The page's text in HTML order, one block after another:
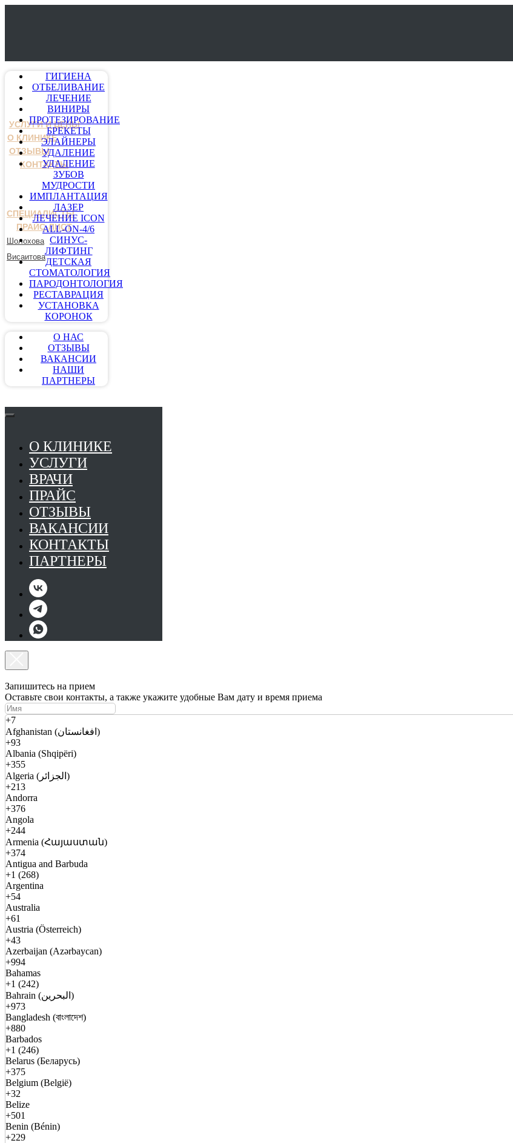
УСЛУГИ И ЦЕНЫ
О КЛИНИКЕ
ОТЗЫВЫ
КОНТАКТЫ
СПЕЦИАЛИСТЫ
ПРАЙС-ЛИСТ
Шолохова
Висаитова
ГИГИЕНА
ОТБЕЛИВАНИЕ
ЛЕЧЕНИЕ
ВИНИРЫ
ПРОТЕЗИРОВАНИЕ
БРЕКЕТЫ
ЭЛАЙНЕРЫ
УДАЛЕНИЕ
УДАЛЕНИЕ
ЗУБОВ
МУДРОСТИ
ИМПЛАНТАЦИЯ
ЛАЗЕР
ЛЕЧЕНИЕ ICON
ALL-ON-4/6
СИНУС-
ЛИФТИНГ
ДЕТСКАЯ
СТОМАТОЛОГИЯ
ПАРОДОНТОЛОГИЯ
РЕСТАВРАЦИЯ
УСТАНОВКА
КОРОНОК
О НАС
ОТЗЫВЫ
ВАКАНСИИ
НАШИ
ПАРТНЕРЫ
О КЛИНИКЕ
УСЛУГИ
ВРАЧИ
ПРАЙС
ОТЗЫВЫ
ВАКАНСИИ
КОНТАКТЫ
ПАРТНЕРЫ
Запишитесь на прием
Оставьте свои контакты, а также укажите удобные Вам дату и время приема
+7
Afghanistan (افغانستان)
+93
Albania (Shqipëri)
+355
Algeria (الجزائر)
+213
Andorra
+376
Angola
+244
Armenia (Հայաստան)
+374
Antigua and Barbuda
+1 (268)
Argentina
+54
Australia
+61
Austria (Österreich)
+43
Azerbaijan (Azərbaycan)
+994
Bahamas
+1 (242)
Bahrain (البحرين)
+973
Bangladesh (বাংলাদেশ)
+880
Barbados
+1 (246)
Belarus (Беларусь)
+375
Belgium (België)
+32
Belize
+501
Benin (Bénin)
+229